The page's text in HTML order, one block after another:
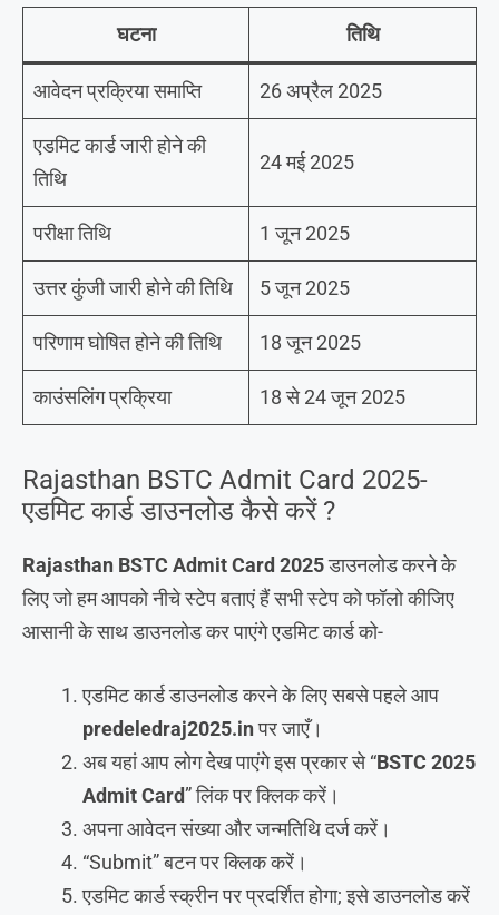
घटना तिथि
आवेदन प्रक्रिया समाप्ति 26 अप्रैल 2025
एडमिट कार्ड जारी होने की
तिथि
24 मई 2025
परीक्षा तिथि 1 जून 2025
उत्तर कुंजी जारी होने की तिथि 5 जून 2025
परिणाम घोषित होने की तिथि 18 जून 2025
काउंसलिंग प्रक्रिया 18 से 24 जून 2025
Rajasthan BSTC Admit Card 2025-
एडमिट कार्ड डाउनलोड कैसे करें ?
Rajasthan BSTC Admit Card 2025डाउनलोड करने के
लिए जो हम आपको नीचे स्टेप बताएं हैं सभी स्टेप को फॉलो कीजिए
आसानी के साथ डाउनलोड कर पाएंगे एडमिट कार्ड को-
एडमिट कार्ड डाउनलोड करने के लिए सबसे पहले आप
predeledraj2025.inपर जाएँ।
अब यहां आप लोग देख पाएंगे इस प्रकार से “BSTC 2025
Admit Card” लिंक पर क्लिक करें।
अपना आवेदन संख्या और जन्मतिथि दर्ज करें।
“Submit” बटन पर क्लिक करें।
एडमिट कार्ड स्क्रीन पर प्रदर्शित होगा; इसे डाउनलोड करें